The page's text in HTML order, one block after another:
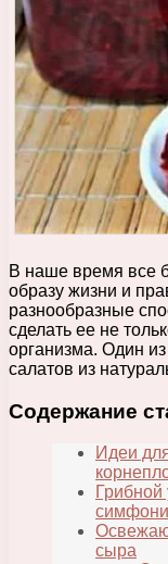
В наше время все
образу жизни и
разнообразные
сделать ее не
организма. Один
салатов из
Содержание
Идеи
Грибной
сыра